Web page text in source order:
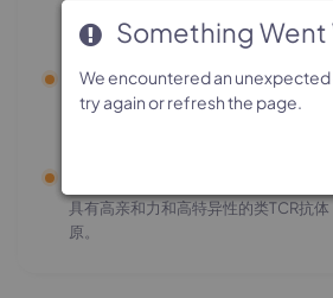
抗体偶联药物（bsAbs/bsADCs），
好的成药性；
RenNano 平台
全人仅重链抗体（HCAbs）或VHH抗
具有高亲和力和高特异性的类TCR抗
原。
Something Went
We encountered an unexpected
try again or refresh the page.
Something Went
We encountered an unexpected
try again or refresh the page.
Something Went
We encountered an unexpected
try again or refresh the page.
Something Went
We encountered an unexpected
try again or refresh the page.